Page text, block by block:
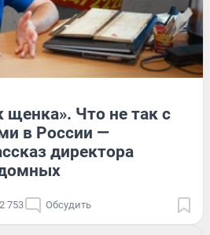
щенка». Что не так с
в России —
директора
2 753 Обсудить